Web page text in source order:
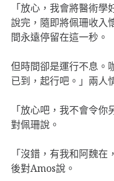
「放心，我會將醫術
說完，隨即將佩珊收入
間永遠停留在這一秒。
但時間卻是運行不息。
已到，起行吧。」兩人
「放心吧，我不會令
對佩珊說。
「沒錯，有我和阿魏
後對Amos說。